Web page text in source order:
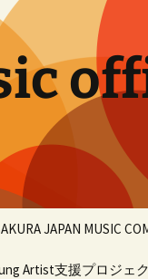
JAPAN MUSIC
Artist支援プロジェ